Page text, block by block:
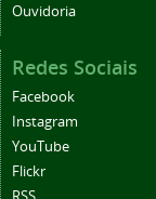
Ouvidoria
Redes Sociais
Facebook
Instagram
YouTube
Flickr